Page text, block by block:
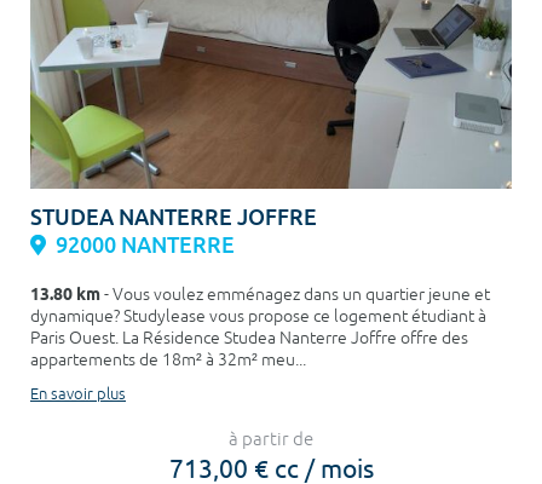
STUDEA NANTERRE JOFFRE
92000 NANTERRE
13.80 km- Vous voulez emménagez dans un quartier jeune et
dynamique? Studylease vous propose ce logement étudiant à
Paris Ouest. La Résidence Studea Nanterre Joffre offre des
appartements de 18m² à 32m² meu...
En savoir plus
à partir de
713,00 € cc / mois